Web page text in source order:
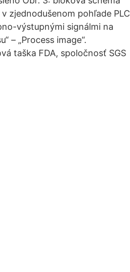
zjednodušenom pohľade PLC
výstupnými signálmi na
– „Process image“.
taška FDA, spoločnosť SGS